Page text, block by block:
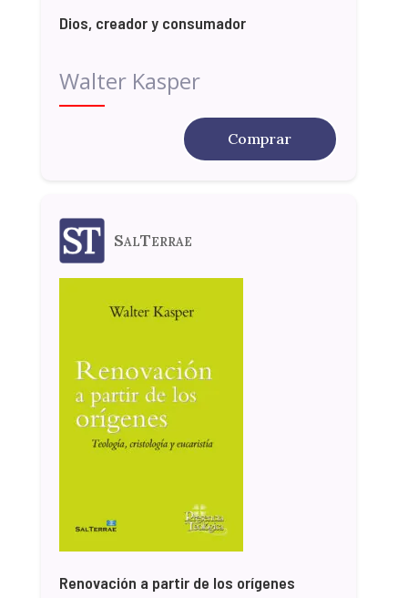
Dios, creador y consumador
Walter Kasper
Comprar
SalTerrae
Renovación a partir de los orígenes